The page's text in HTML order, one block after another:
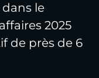
le
2025
de près de 6